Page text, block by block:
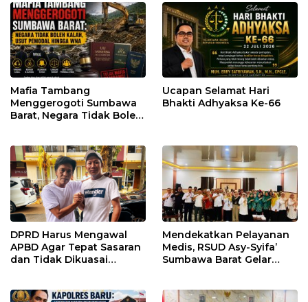
Mafia Tambang
Menggerogoti Sumbawa
Barat, Negara Tidak Boleh
Ucapan Selamat Hari
Bhakti Adhyaksa Ke-66
DPRD Harus Mengawal
APBD Agar Tepat Sasaran
dan Tidak Dikuasai
Mendekatkan Pelayanan
Medis, RSUD Asy-Syifa’
Sumbawa Barat Gelar